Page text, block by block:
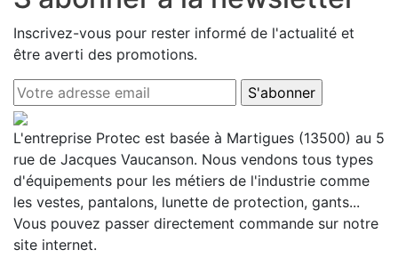
Inscrivez-vous pour rester informé de l'actualité et
être averti des promotions.
L'entreprise Protec est basée à Martigues (13500) au 5
rue de Jacques Vaucanson. Nous vendons tous types
d'équipements pour les métiers de l'industrie comme
les vestes, pantalons, lunette de protection, gants...
Vous pouvez passer directement commande sur notre
site internet.